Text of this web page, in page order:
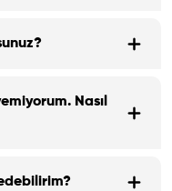
Nasıl